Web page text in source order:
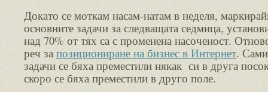
Докато се моткам насам-натам в неделя,
основните задачи за следващата седмица,
над 70% от тях са с променена насоченост.
реч за позициониране на бизнес в Интернет.
задачи се бяха преместили някак си в друга
скоро се бяха преместили в друго поле.